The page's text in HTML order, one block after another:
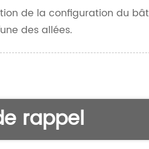
de la configuration du
des allées.
rappel